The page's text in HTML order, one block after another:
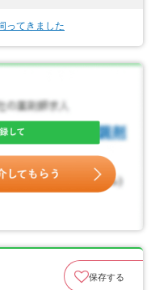
ってきました
保存する